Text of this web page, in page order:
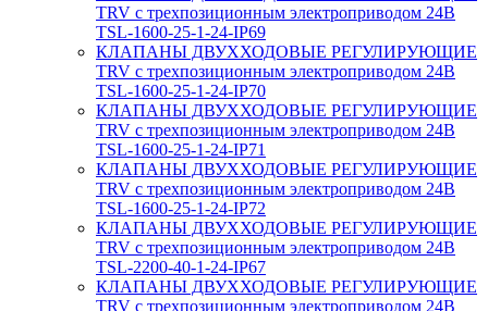
TRV с трехпозиционным электроприводом 24В
TSL-1600-25-1-24-IP69
КЛАПАНЫ ДВУХХОДОВЫЕ РЕГУЛИРУЮЩИЕ
TRV с трехпозиционным электроприводом 24В
TSL-1600-25-1-24-IP70
КЛАПАНЫ ДВУХХОДОВЫЕ РЕГУЛИРУЮЩИЕ
TRV с трехпозиционным электроприводом 24В
TSL-1600-25-1-24-IP71
КЛАПАНЫ ДВУХХОДОВЫЕ РЕГУЛИРУЮЩИЕ
TRV с трехпозиционным электроприводом 24В
TSL-1600-25-1-24-IP72
КЛАПАНЫ ДВУХХОДОВЫЕ РЕГУЛИРУЮЩИЕ
TRV с трехпозиционным электроприводом 24В
TSL-2200-40-1-24-IP67
КЛАПАНЫ ДВУХХОДОВЫЕ РЕГУЛИРУЮЩИЕ
TRV с трехпозиционным электроприводом 24В